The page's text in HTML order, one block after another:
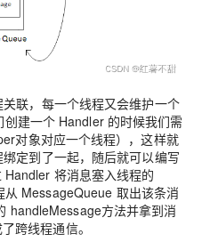
联，每一个线程又会维护一个
建一个 Handler 的时候我们需
对象对应一个线程），这样就
定到了一起，随后就可以编写
将消息塞入线程的
MessageQueue 取出该条消
handleMessage方法并拿到消
跨线程通信。